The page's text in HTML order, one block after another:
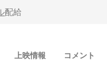
配給
上映情報 コメント